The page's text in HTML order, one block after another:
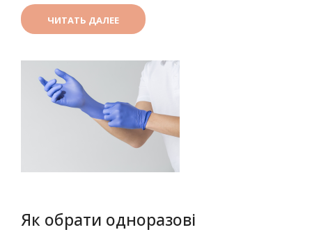
ЧИТАТЬ ДАЛЕЕ
Як обрати одноразові